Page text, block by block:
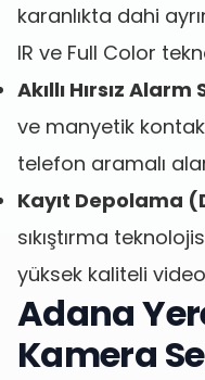
karanlıkta dahi
IR ve Full Color
Akıllı Hırsız
ve manyetik
telefon aramalı
Kayıt Depolama
sıkıştırma
yüksek kaliteli
Adana
Kamera